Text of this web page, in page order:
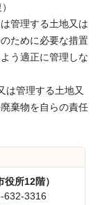
管理する土地又は
ために必要な措置
う適正に管理しな
管理する土地又
棄物を自らの責任
所12階）
632-3316